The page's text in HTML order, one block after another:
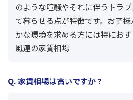
のような喧騒やそれに伴うトラ
て暮らせる点が特徴です。お子
かな環境を求める方には特におす
風連の家賃相場
Q. 家賃相場は高いですか？